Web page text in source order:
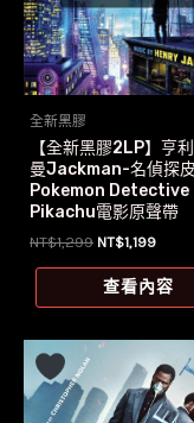
全新黑膠
【全新黑膠2LP】亨
曼Jackman-名偵探
Pokemon Detective
Pikachu電影原聲帶
NT$1,299 原
價
格：
NT$1,199目
價
格：
查看內容